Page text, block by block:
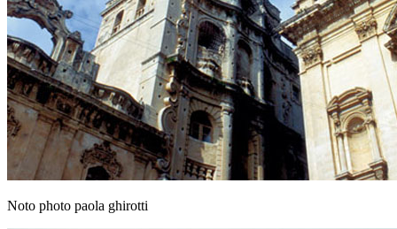
Noto photo paola ghirotti